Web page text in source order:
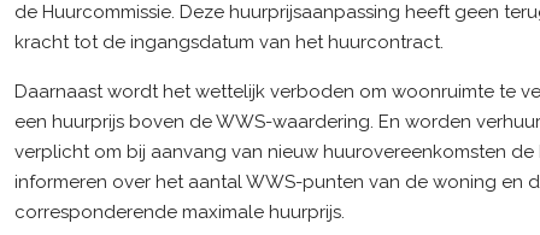
de Huurcommissie. Deze huurprijsaanpassing heeft geen
kracht tot de ingangsdatum van het huurcontract.
Daarnaast wordt het wettelijk verboden om woonruimte te
een huurprijs boven de WWS-waardering. En worden
verplicht om bij aanvang van nieuw huurovereenkomsten de
informeren over het aantal WWS-punten van de woning en
corresponderende maximale huurprijs.